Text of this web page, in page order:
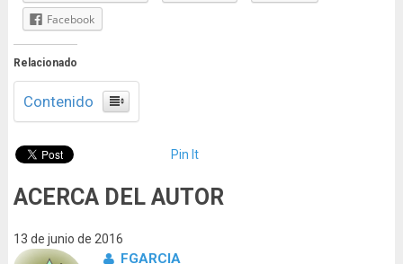
Facebook
Relacionado
Contenido
Pin It
ACERCA DEL AUTOR
13 de junio de 2016
FGARCIA